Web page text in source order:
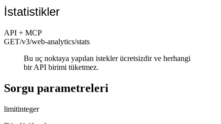
İstatistikler
API + MCP
GET/v3/web-analytics/stats
Bu uç noktaya yapılan istekler ücretsizdir ve herhangi
bir API birimi tüketmez.
Sorgu parametreleri
limitinteger